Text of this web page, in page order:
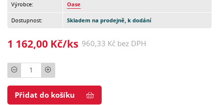
Výrobce: Oase
Dostupnost: Skladem na prodejně, k dodání
1 162,00 Kč/ks 960,33 Kč bez DPH
Počet
Přidat do košíku